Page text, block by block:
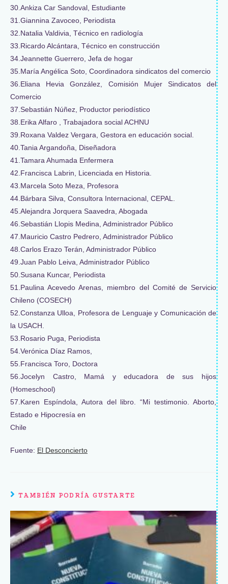
30.Ankiza Car Sandoval, Estudiante
31.Giannina Zavoceo, Periodista
32.Natalia Valdivia, Técnico en radiología
33.Ricardo Alcántara, Técnico en construcción
34.Jeannette Guerrero, Jefa de hogar
35.María Angélica Soto, Coordinadora sindicatos del comercio
36.Eliana Hevia González, Comisión Mujer Sindicatos del
Comercio
37.Sebastián Núñez, Productor periodístico
38.Erika Alfaro , Trabajadora social ACHNU
39.Roxana Valdez Vergara, Gestora en educación social.
40.Tania Argandoña, Diseñadora
41.Tamara Ahumada Enfermera
42.Francisca Labrin, Licenciada en Historia.
43.Marcela Soto Meza, Profesora
44.Bárbara Silva, Consultora Internacional, CEPAL.
45.Alejandra Jorquera Saavedra, Abogada
46.Sebastián Llopis Medina, Administrador Público
47.Mauricio Castro Pedrero, Administrador Público
48.Carlos Erazo Terán, Administrador Público
49.Juan Pablo Leiva, Administrador Público
50.Susana Kuncar, Periodista
51.Paulina Acevedo Arenas, miembro del Comité de Servicio
Chileno (COSECH)
52.Constanza Ulloa, Profesora de Lenguaje y Comunicación de
la USACH.
53.Rosario Puga, Periodista
54.Verónica Díaz Ramos,
55.Francisca Toro, Doctora
56.Jocelyn Castro, Mamá y educadora de sus hijos
(Homeschool)
57.Karen Espíndola, Autora del libro. “Mi testimonio. Aborto,
Estado e Hipocresía en
Chile
Fuente: El Desconcierto
TAMBIÉN PODRÍA GUSTARTE